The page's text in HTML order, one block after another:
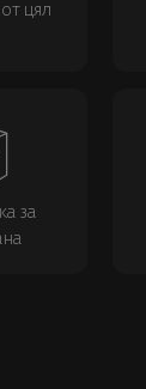
цял
за